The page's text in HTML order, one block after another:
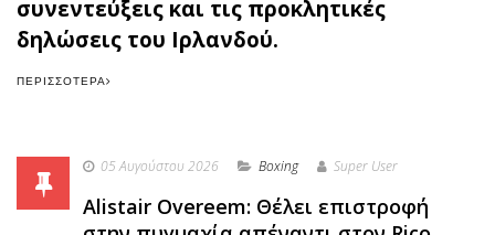
συνεντεύξεις και τις προκλητικές
δηλώσεις του Ιρλανδού.
ΠΕΡΙΣΣΌΤΕΡΑ
05 Αυγούστου 2026 Boxing Super User
Alistair Overeem: Θέλει επιστροφή